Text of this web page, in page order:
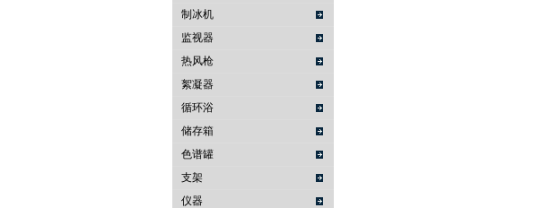
制冰机
监视器
热风枪
絮凝器
循环浴
储存箱
色谱罐
支架
仪器